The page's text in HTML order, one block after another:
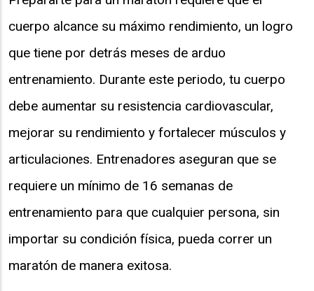
cuerpo alcance su máximo rendimiento, un logro
que tiene por detrás meses de arduo
entrenamiento. Durante este periodo, tu cuerpo
debe aumentar su resistencia cardiovascular,
mejorar su rendimiento y fortalecer músculos y
articulaciones. Entrenadores aseguran que se
requiere un mínimo de 16 semanas de
entrenamiento para que cualquier persona, sin
importar su condición física, pueda correr un
maratón de manera exitosa.